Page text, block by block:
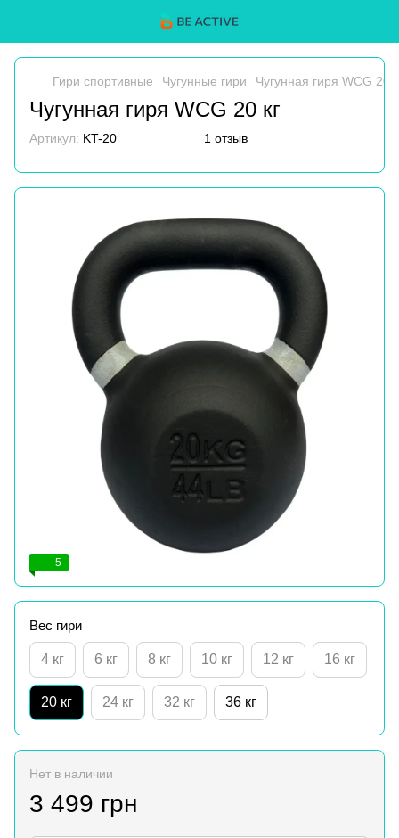
Гири спортивные Чугунные гири Чугунная гиря WCG 20
Чугунная гиря WCG 20 кг
Артикул: KT-20 1 отзыв
5
Вес гири
4 кг 6 кг 8 кг 10 кг 12 кг 16 кг
20 кг 24 кг 32 кг 36 кг
Нет в наличии
3 499 грн